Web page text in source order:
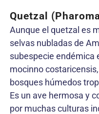
Quetzal
Aunque el quetzal es
selvas nubladas de
subespecie endémica
mocinno
bosques húmedos
Es un ave hermosa y
por muchas culturas